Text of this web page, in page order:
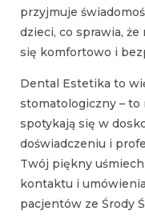
przyjmuje
dzieci, co sprawia,
się komfortowo i
Dental Estetika to
stomatologiczny – to
spotykają się w
doświadczeniu i
Twój piękny
kontaktu i
pacjentów ze Środy